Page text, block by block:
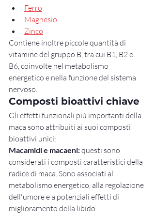
Ferro
Magnesio
Zinco
Contiene inoltre piccole quantità di
vitamine del gruppo B, tra cui B1, B2 e
B6, coinvolte nel metabolismo
energetico e nella funzione del sistema
nervoso.
Composti bioattivi chiave
Gli effetti funzionali più importanti della
maca sono attribuiti ai suoi composti
bioattivi unici:
Macamidi e macaeni: questi sono
considerati i composti caratteristici della
radice di maca. Sono associati al
metabolismo energetico, alla regolazione
dell'umore e a potenziali effetti di
miglioramento della libido.